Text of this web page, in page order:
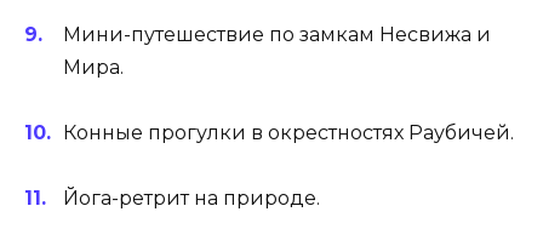
Мини-путешествие по замкам Несвижа и
Мира.
Конные прогулки в окрестностях Раубичей.
Йога-ретрит на природе.